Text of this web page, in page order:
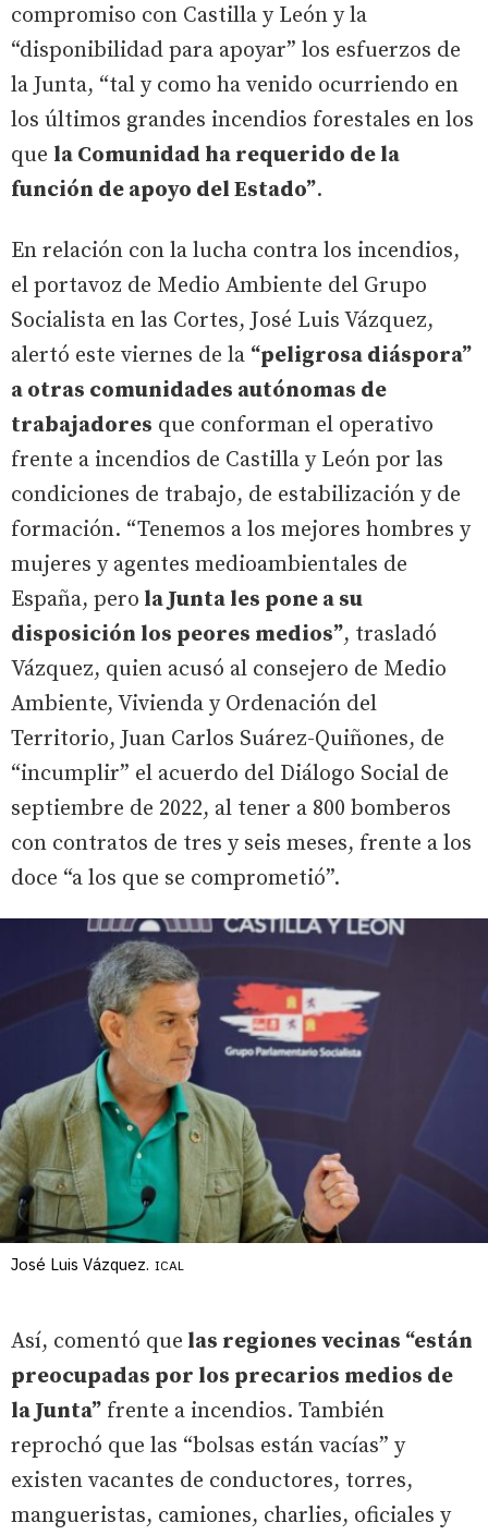
compromiso con Castilla y León y la
“disponibilidad para apoyar” los esfuerzos de
la Junta, “tal y como ha venido ocurriendo en
los últimos grandes incendios forestales en los
que la Comunidad ha requerido de la
función de apoyo del Estado”.
En relación con la lucha contra los incendios,
el portavoz de Medio Ambiente del Grupo
Socialista en las Cortes, José Luis Vázquez,
alertó este viernes de la “peligrosa diáspora”
a otras comunidades autónomas de
trabajadores que conforman el operativo
frente a incendios de Castilla y León por las
condiciones de trabajo, de estabilización y de
formación. “Tenemos a los mejores hombres y
mujeres y agentes medioambientales de
España, pero la Junta les pone a su
disposición los peores medios”, trasladó
Vázquez, quien acusó al consejero de Medio
Ambiente, Vivienda y Ordenación del
Territorio, Juan Carlos Suárez-Quiñones, de
“incumplir” el acuerdo del Diálogo Social de
septiembre de 2022, al tener a 800 bomberos
con contratos de tres y seis meses, frente a los
doce “a los que se comprometió”.
José Luis Vázquez. ICAL
Así, comentó que las regiones vecinas “están
preocupadas por los precarios medios de
la Junta” frente a incendios. También
reprochó que las “bolsas están vacías” y
existen vacantes de conductores, torres,
mangueristas, camiones, charlies, oficiales y